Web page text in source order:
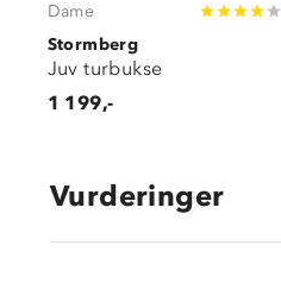
Dame
Stormberg
Juv turbukse
1 199,-
Vurderinger